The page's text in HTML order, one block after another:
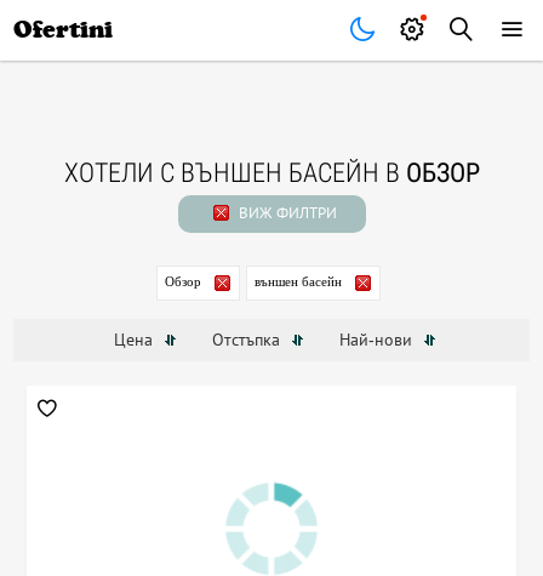
Ofertini
ХОТЕЛИ С ВЪНШЕН БАСЕЙН В ОБЗОР
ВИЖ ФИЛТРИ
Обзор външен басейн
Цена Отстъпка Най-нови